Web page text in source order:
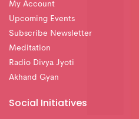
My Account
Upcoming Events
Subscribe Newsletter
Meditation
Radio Divya Jyoti
Akhand Gyan
Social Initiatives